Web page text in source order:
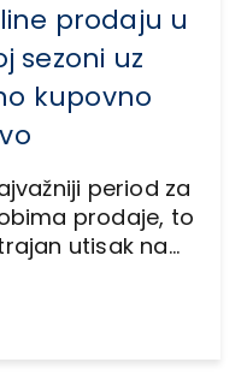
prodaju u
sezoni uz
kupovno
period za
prodaje, to
utisak na…